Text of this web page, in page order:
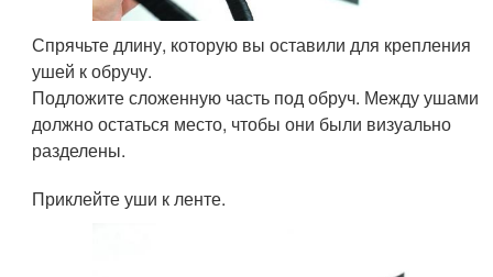
Спрячьте длину, которую вы оставили для крепления
ушей к обручу.
Подложите сложенную часть под обруч. Между ушами
должно остаться место, чтобы они были визуально
разделены.
Приклейте уши к ленте.